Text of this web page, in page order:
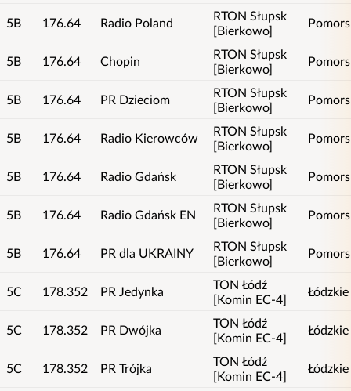
5B 176.64 Radio Poland
RTON Słupsk
[Bierkowo]
5B 176.64 Chopin
RTON Słupsk
[Bierkowo]
5B 176.64 PR Dzieciom
RTON Słupsk
[Bierkowo]
5B 176.64 Radio Kierowców
RTON Słupsk
[Bierkowo]
5B 176.64 Radio Gdańsk
RTON Słupsk
[Bierkowo]
5B 176.64 Radio Gdańsk EN
RTON Słupsk
[Bierkowo]
5B 176.64 PR dla UKRAINY
RTON Słupsk
[Bierkowo]
5C 178.352 PR Jedynka
TON Łódź
[Komin EC-4]
Łódzkie
5C 178.352 PR Dwójka
TON Łódź
[Komin EC-4]
Łódzkie
5C 178.352 PR Trójka
TON Łódź
[Komin EC-4]
Łódzkie